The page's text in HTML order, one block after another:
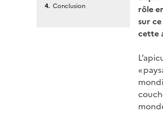
Conclusion
rôle
sur
cette
«